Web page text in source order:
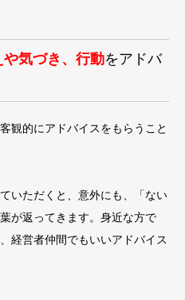
気づき、行動をアドバ
観的にアドバイスをもらうこと
いただくと、意外にも、「ない
が返ってきます。身近な方で
経営者仲間でもいいアドバイス